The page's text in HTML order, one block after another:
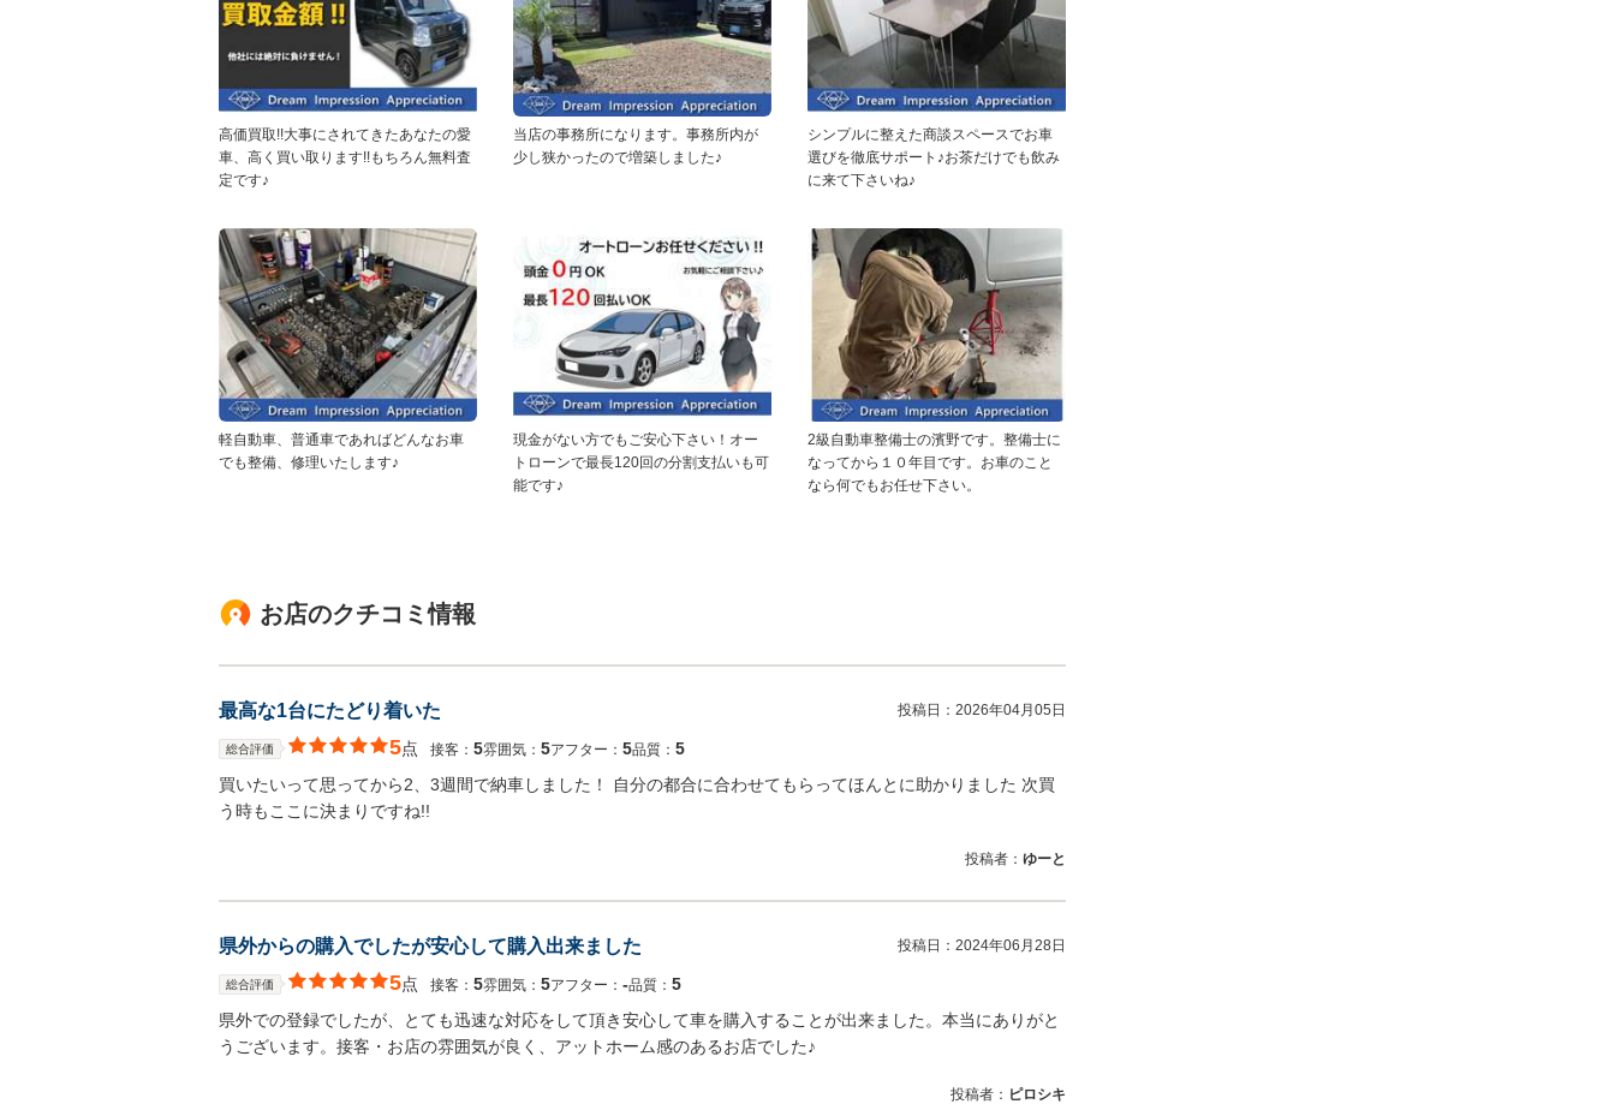
高価買取!!大事にされてきたあなたの愛
車、高く買い取ります!!もちろん無料査
定です♪
当店の事務所になります。事務所内が
少し狭かったので増築しました♪
シンプルに整えた商談スペースでお車
選びを徹底サポート♪お茶だけでも飲み
に来て下さいね♪
軽自動車、普通車であればどんなお車
でも整備、修理いたします♪
現金がない方でもご安心下さい！オー
トローンで最長120回の分割支払いも可
能です♪
2級自動車整備士の濱野です。整備士に
なってから１０年目です。お車のこと
なら何でもお任せ下さい。
お店のクチコミ情報
最高な1台にたどり着いた 投稿日： 2026年04月05日
総合評価 5点 接客： 5雰囲気： 5アフター： 5品質： 5
買いたいって思ってから2、3週間で納車しました！ 自分の都合に合わせてもらってほんとに助かりました 次買
う時もここに決まりですね!!
投稿者： ゆーと
県外からの購入でしたが安心して購入出来ました 投稿日： 2024年06月28日
総合評価 5点 接客： 5雰囲気： 5アフター： ‐品質： 5
県外での登録でしたが、とても迅速な対応をして頂き安心して車を購入することが出来ました。本当にありがと
うございます。接客・お店の雰囲気が良く、アットホーム感のあるお店でした♪
投稿者： ピロシキ